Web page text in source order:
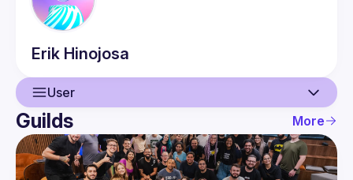
Erik Hinojosa
User
User
Events
Guilds More